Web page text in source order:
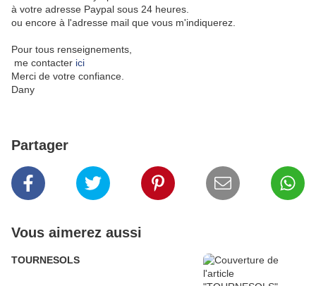
à votre adresse Paypal sous 24 heures.
ou encore à l'adresse mail que vous m'indiquerez.
Pour tous renseignements,
me contacter ici
Merci de votre confiance.
Dany
Partager
Vous aimerez aussi
TOURNESOLS